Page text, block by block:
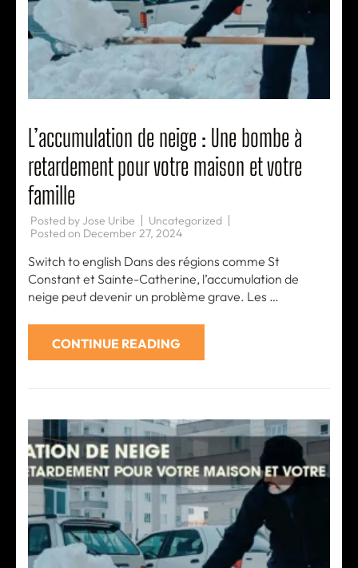
L’accumulation de neige : Une bombe à
retardement pour votre maison et votre
famille
Posted by Jose Uribe
Uncategorized
Posted on December 27, 2024
Switch to english Dans des régions comme St
Constant et Sainte-Catherine, l’accumulation de
neige peut devenir un problème grave. Les …
CONTINUE READING